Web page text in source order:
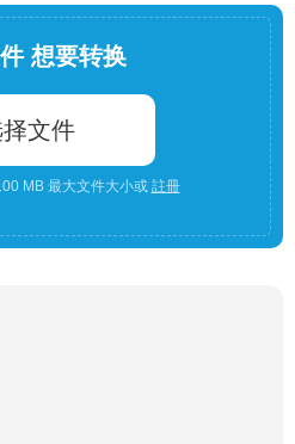
想要转换
文件
MB 最大文件大小或 註冊